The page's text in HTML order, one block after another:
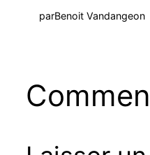
parBenoit Vandangeon